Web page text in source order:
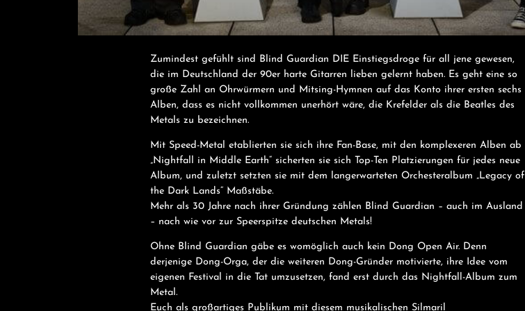
Zumindest gefühlt sind Blind Guardian DIE Einstiegsdroge für all jene gewesen,
die im Deutschland der 90er harte Gitarren lieben gelernt haben. Es geht eine so
große Zahl an Ohrwürmern und Mitsing-Hymnen auf das Konto ihrer ersten sechs
Alben, dass es nicht vollkommen unerhört wäre, die Krefelder als die Beatles des
Metals zu bezeichnen.
Mit Speed-Metal etablierten sie sich ihre Fan-Base, mit den komplexeren Alben ab
„Nightfall in Middle Earth“ sicherten sie sich Top-Ten Platzierungen für jedes neue
Album, und zuletzt setzten sie mit dem langerwarteten Orchesteralbum „Legacy of
the Dark Lands“ Maßstäbe.
Mehr als 30 Jahre nach ihrer Gründung zählen Blind Guardian – auch im Ausland
– nach wie vor zur Speerspitze deutschen Metals!
Ohne Blind Guardian gäbe es womöglich auch kein Dong Open Air. Denn
derjenige Dong-Orga, der die weiteren Dong-Gründer motivierte, ihre Idee vom
eigenen Festival in die Tat umzusetzen, fand erst durch das Nightfall-Album zum
Metal.
Euch als großartiges Publikum mit diesem musikalischen Silmaril